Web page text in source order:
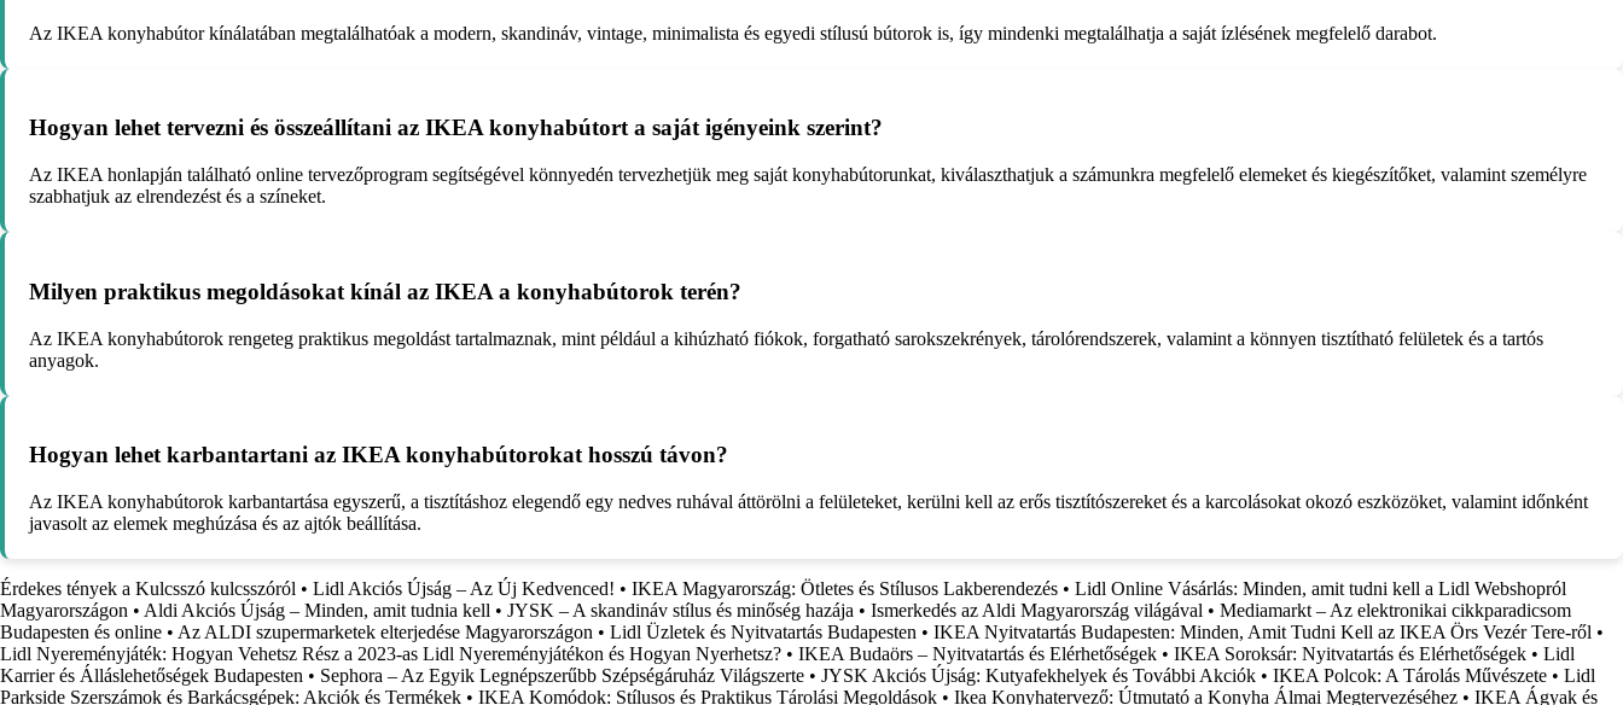
Az IKEA konyhabútor kínálatában megtalálhatóak a modern, skandináv, vintage, minimalista és egyedi stílusú bútorok is, így mindenki megtalálhatja a saját ízlésének megfelelő darabot.
Hogyan lehet tervezni és összeállítani az IKEA konyhabútort a saját igényeink szerint?
Az IKEA honlapján található online tervezőprogram segítségével könnyedén tervezhetjük meg saját konyhabútorunkat, kiválaszthatjuk a számunkra megfelelő elemeket és kiegészítőket, valamint személyre
szabhatjuk az elrendezést és a színeket.
Milyen praktikus megoldásokat kínál az IKEA a konyhabútorok terén?
Az IKEA konyhabútorok rengeteg praktikus megoldást tartalmaznak, mint például a kihúzható fiókok, forgatható sarokszekrények, tárolórendszerek, valamint a könnyen tisztítható felületek és a tartós
anyagok.
Hogyan lehet karbantartani az IKEA konyhabútorokat hosszú távon?
Az IKEA konyhabútorok karbantartása egyszerű, a tisztításhoz elegendő egy nedves ruhával áttörölni a felületeket, kerülni kell az erős tisztítószereket és a karcolásokat okozó eszközöket, valamint időnként
javasolt az elemek meghúzása és az ajtók beállítása.
Érdekes tények a Kulcsszó kulcsszóról • Lidl Akciós Újság – Az Új Kedvenced! • IKEA Magyarország: Ötletes és Stílusos Lakberendezés • Lidl Online Vásárlás: Minden, amit tudni kell a Lidl Webshopról
Magyarországon • Aldi Akciós Újság – Minden, amit tudnia kell • JYSK – A skandináv stílus és minőség hazája • Ismerkedés az Aldi Magyarország világával • Mediamarkt – Az elektronikai cikkparadicsom
Budapesten és online • Az ALDI szupermarketek elterjedése Magyarországon • Lidl Üzletek és Nyitvatartás Budapesten • IKEA Nyitvatartás Budapesten: Minden, Amit Tudni Kell az IKEA Örs Vezér Tere-ről •
Lidl Nyereményjáték: Hogyan Vehetsz Rész a 2023-as Lidl Nyereményjátékon és Hogyan Nyerhetsz? • IKEA Budaörs – Nyitvatartás és Elérhetőségek • IKEA Soroksár: Nyitvatartás és Elérhetőségek • Lidl
Karrier és Álláslehetőségek Budapesten • Sephora – Az Egyik Legnépszerűbb Szépségáruház Világszerte • JYSK Akciós Újság: Kutyafekhelyek és További Akciók • IKEA Polcok: A Tárolás Művészete • Lidl
Parkside Szerszámok és Barkácsgépek: Akciók és Termékek • IKEA Komódok: Stílusos és Praktikus Tárolási Megoldások • Ikea Konyhatervező: Útmutató a Konyha Álmai Megtervezéséhez • IKEA Ágyak és